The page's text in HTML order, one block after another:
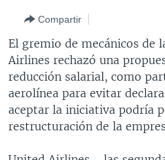
principal
Salte
búsqueda
VOA VERIFICA INMIGRACIÓN
VOA VERIFICA AMÉRICA
ARGENTINA
BOLIVIA
COLOMBIA
CHILE
PERÚ
CHINA EN AMÉRICA LATINA
CENTROAMÉRICA
COSTA RICA
EL SALVADOR
GUATEMALA
OTRAS SECCIONES
INMIGRACIÓN
LIBERTAD DE PRENSA
ESPECIALES DE LA VOA
LIBERTAD DE PRENSA
Compartir
El gremio de mecánicos de
Airlines rechazó una
reducción salarial, como
aerolínea para evitar
aceptar la iniciativa podría
restructuración de la